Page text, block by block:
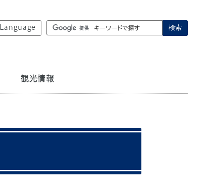
Language 検索
観光情報